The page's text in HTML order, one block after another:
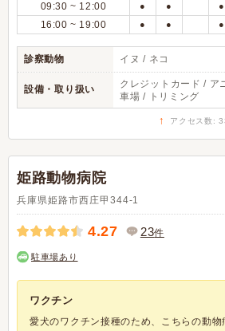
09:30 ~ 12:00
● ● ●
16:00 ~ 19:00 ● ● ●
診察動物 イヌ / ネコ
設備・取り扱い
クレジットカード / ア
車場 / トリミング
↑ アクセス数:
姫路動物病院
兵庫県姫路市西庄甲344-1
4.27 23件
駐車場あり
ワクチン
愛犬のワクチン接種のため、こちらの動物